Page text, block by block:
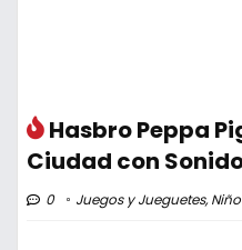
Hasbro Peppa
Ciudad con
0 Juegos y Jueguetes,